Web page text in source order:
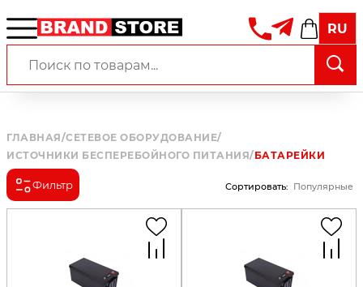
RU
ГЛАВНАЯ/СЕТЕВОЕ ОБОРУДОВАНИЕ/
ИСТОЧНИКИ БЕСПЕРЕБОЙНОГО ПИТАНИЯ/БАТАРЕЙКИ
Фильтр Сортировать: Популярные